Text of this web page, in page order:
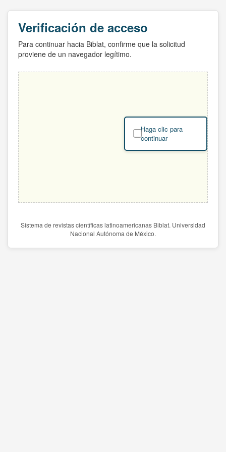
Verificación de acceso
Para continuar hacia Biblat, confirme que la solicitud
proviene de un navegador legítimo.
Haga clic para
continuar
Sistema de revistas científicas latinoamericanas Biblat. Universidad
Nacional Autónoma de México.